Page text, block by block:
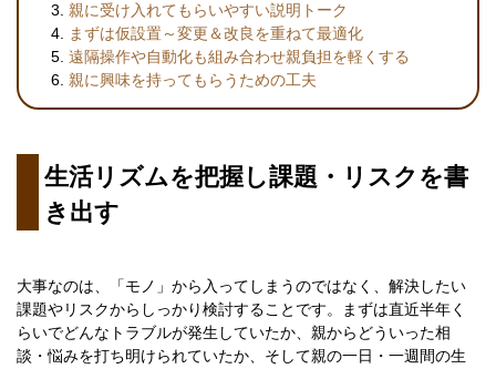
親に受け入れてもらいやすい説明トーク
まずは仮設置～変更＆改良を重ねて最適化
遠隔操作や自動化も組み合わせ親負担を軽くする
親に興味を持ってもらうための工夫
生活リズムを把握し課題・リスクを書
き出す
大事なのは、「モノ」から入ってしまうのではなく、解決したい
課題やリスクからしっかり検討することです。まずは直近半年く
らいでどんなトラブルが発生していたか、親からどういった相
談・悩みを打ち明けられていたか、そして親の一日・一週間の生